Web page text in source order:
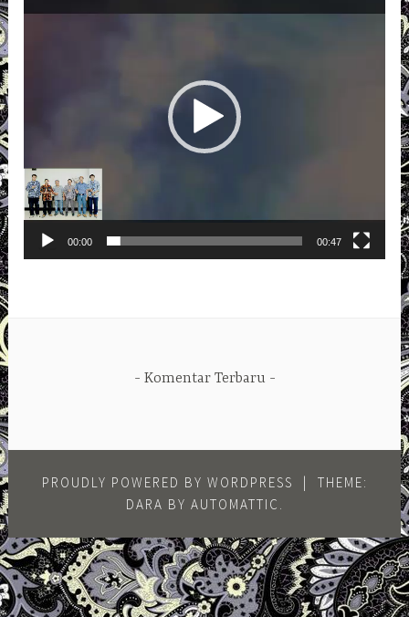
00:00 00:47
Komentar Terbaru
PROUDLY POWERED BY WORDPRESS |
THEME:
DARA BY AUTOMATTIC